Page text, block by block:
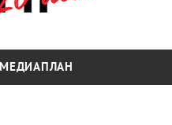
МЕДИАПЛАН